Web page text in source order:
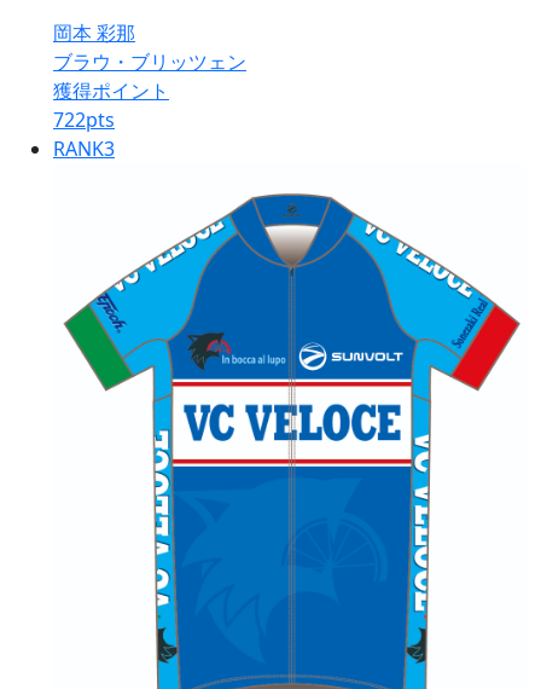
岡本 彩那
ブラウ・ブリッツェン
獲得ポイント
722pts
RANK3